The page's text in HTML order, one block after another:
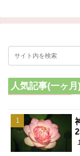
人気記事(一ヶ月)